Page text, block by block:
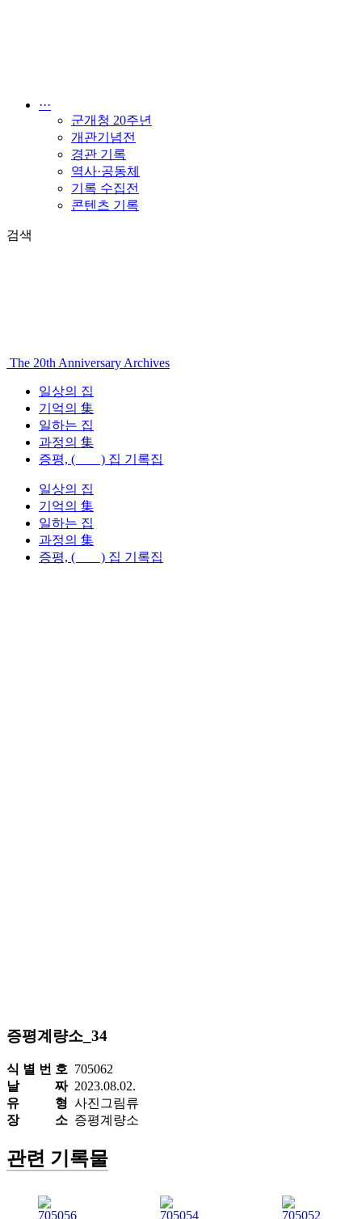
···
군개청 20주년
개관기념전
경관 기록
역사·공동체
기록 수집전
콘텐츠 기록
검색
The 20th Anniversary Archives
일상의 집
기억의 集
일하는 집
과정의 集
증평, ( ) 집 기록집
일상의 집
기억의 集
일하는 집
과정의 集
증평, ( ) 집 기록집
증평계량소_34
식 별 번 호 705062
날 짜2023.08.02.
유 형 사진그림류
장 소 증평계량소
관련 기록물